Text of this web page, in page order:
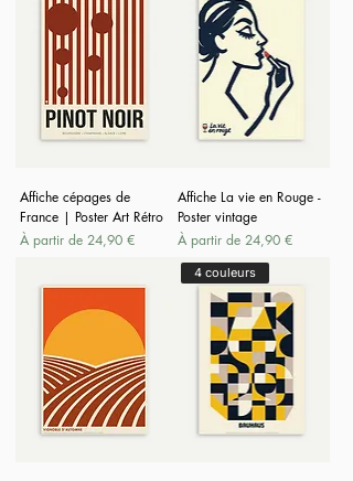
Affiche cépages de
France | Poster Art Rétro
À partir de 24,90 €
Prix promotionnel
Affiche La vie en Rouge -
Poster vintage
À partir de 24,90 €
Prix promotionnel
4 couleurs